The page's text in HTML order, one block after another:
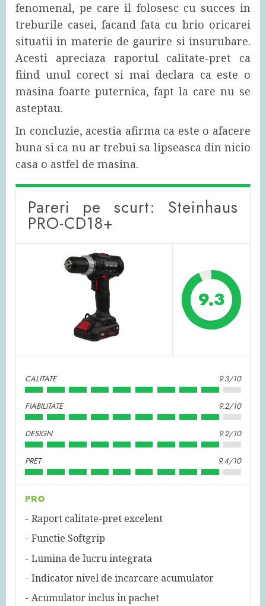
fenomenal, pe care il folosesc cu succes in
treburile casei, facand fata cu brio oricarei
situatii in materie de gaurire si insurubare.
Acesti apreciaza raportul calitate-pret ca
fiind unul corect si mai declara ca este o
masina foarte puternica, fapt la care nu se
asteptau.
In concluzie, acestia afirma ca este o afacere
buna si ca nu ar trebui sa lipseasca din nicio
casa o astfel de masina.
Pareri pe scurt: Steinhaus
PRO-CD18+
9.3
CALITATE 9.3/10
FIABILITATE 9.2/10
DESIGN 9.2/10
PRET 9.4/10
PRO
Raport calitate-pret excelent
Functie Softgrip
Lumina de lucru integrata
Indicator nivel de incarcare acumulator
Acumulator inclus in pachet